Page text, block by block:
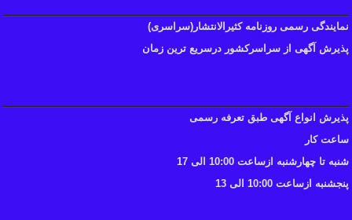
نمایندگی رسمی روزنامه کثیرالانتشار(سراسری)
پذیرش آگهی از سراسرکشور درسریع ترین زمان
پذیرش انواع آگهی طبق تعرفه رسمی
ساعت کار
شنبه تا چهارشنبه ازساعت 10:00 الی 17
پنجشنبه ازساعت 10:00 الی 13